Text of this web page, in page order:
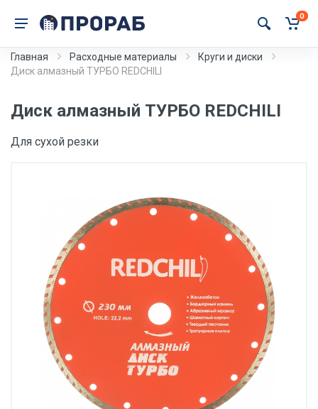
0
Главная Расходные материалы
Круги и диски
Диск алмазный ТУРБО REDCHILI
Диск алмазный ТУРБО REDCHILI
Для сухой резки